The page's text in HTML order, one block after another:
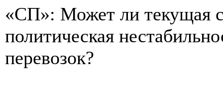
«СП»: Может ли текущая
политическая
перевозок?